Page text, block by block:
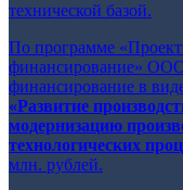
технической базой.
По программе
финансирование»
финансирование в
«Развитие
модернизацию
технологических
млн. рублей.